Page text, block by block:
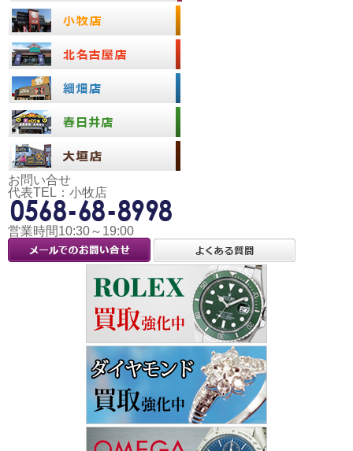
お問い合せ
代表TEL：小牧店
営業時間10:30～19:00